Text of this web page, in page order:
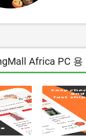
Africa PC 용